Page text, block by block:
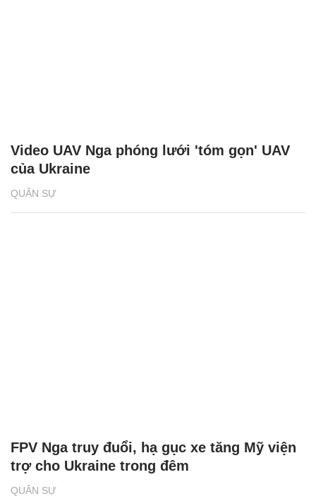
QUÂN SỰ
Video UAV Nga phóng lưới 'tóm gọn' UAV
của Ukraine
QUÂN SỰ
FPV Nga truy đuổi, hạ gục xe tăng Mỹ viện
trợ cho Ukraine trong đêm